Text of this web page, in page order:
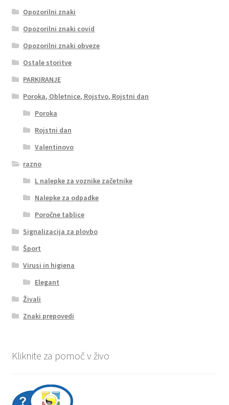
Opozorilni znaki
Opozorilni znaki covid
Opozorilni znaki obveze
Ostale storitve
PARKIRANJE
Poroka, Obletnice, Rojstvo, Rojstni dan
Poroka
Rojstni dan
Valentinovo
razno
L nalepke za voznike začetnike
Nalepke za odpadke
Poročne tablice
Signalizacija za plovbo
Šport
Virusi in higiena
Elegant
Živali
Znaki prepovedi
Kliknite za pomoč v živo